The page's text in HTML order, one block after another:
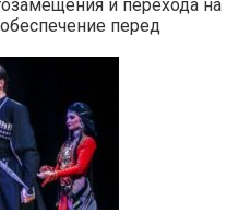
и перехода на
перед